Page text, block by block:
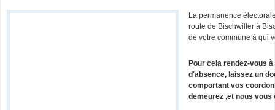
La permanence
route de Bischwiller à
de votre commune à qui
Pour cela rendez-vous
d'absence, laissez un
comportant vos
demeurez ,et nous